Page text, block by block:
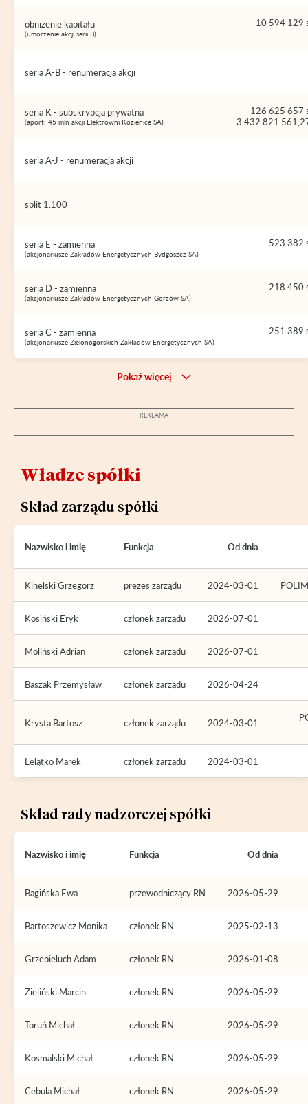
obniżenie kapitału
(umorzenie akcji serii B)
-10 594 129
seria A-B - renumeracja akcji
seria K - subskrypcja prywatna
(aport: 45 mln akcji Elektrowni Kozienice SA)
126 625 657
3 432 821
seria A-J - renumeracja akcji
split 1:100
seria E - zamienna
(akcjonariusze Zakładów Energetycznych Bydgoszcz SA)
523 382
seria D - zamienna
(akcjonariusze Zakładów Energetycznych Gorzów SA)
218 450
seria C - zamienna
(akcjonariusze Zielonogórskich Zakładów Energetycznych SA)
251 389
Pokaż więcej
Władze spółki
Skład zarządu spółki
Nazwisko i imię Funkcja Od dnia
Kinelski Grzegorz prezes zarządu 2024-03-01
Kosiński Eryk członek zarządu 2026-07-01
Moliński Adrian członek zarządu 2026-07-01
Baszak Przemysław członek zarządu 2026-04-24
Krysta Bartosz członek zarządu 2024-03-01
Lelątko Marek członek zarządu 2024-03-01
Skład rady nadzorczej spółki
Nazwisko i imię Funkcja Od dnia
Bagińska Ewa przewodniczący RN 2026-05-29
Bartoszewicz Monika członek RN 2025-02-13
Grzebieluch Adam członek RN 2026-01-08
Zieliński Marcin członek RN 2026-05-29
Toruń Michał członek RN 2026-05-29
Kosmalski Michał członek RN 2026-05-29
Cebula Michał członek RN 2026-05-29